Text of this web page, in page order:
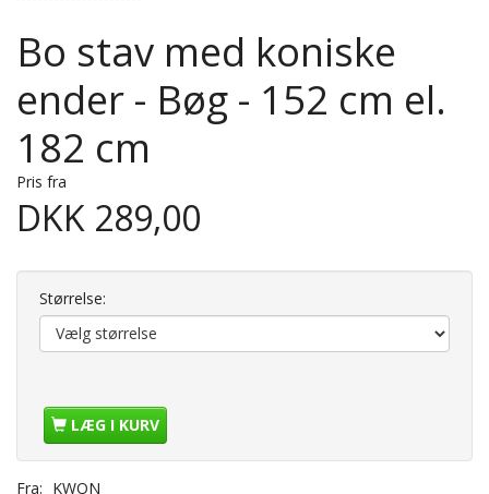
Bo stav med koniske
ender - Bøg - 152 cm el.
182 cm
Pris fra
DKK 289,00
Størrelse:
LÆG I KURV
Fra: KWON